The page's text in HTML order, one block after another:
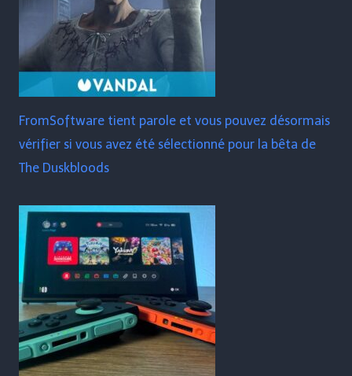
FromSoftware tient parole et vous pouvez désormais
vérifier si vous avez été sélectionné pour la bêta de
The Duskbloods